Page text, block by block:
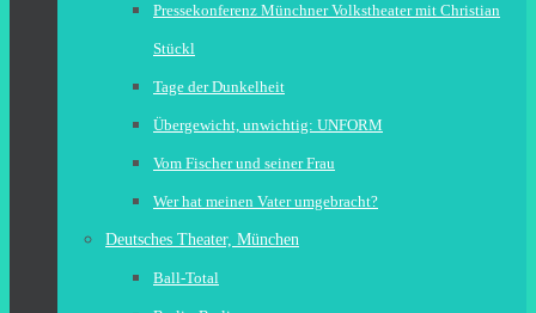
Pressekonferenz Münchner Volkstheater mit Christian
Stückl
Tage der Dunkelheit
Übergewicht, unwichtig: UNFORM
Vom Fischer und seiner Frau
Wer hat meinen Vater umgebracht?
Deutsches Theater, München
Ball-Total